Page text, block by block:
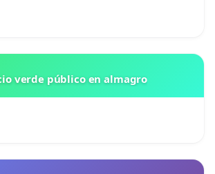
verde público en almagro